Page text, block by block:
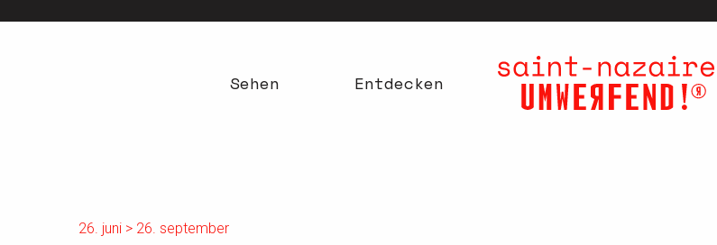
Sehen Entdecken
26. juni > 26. september